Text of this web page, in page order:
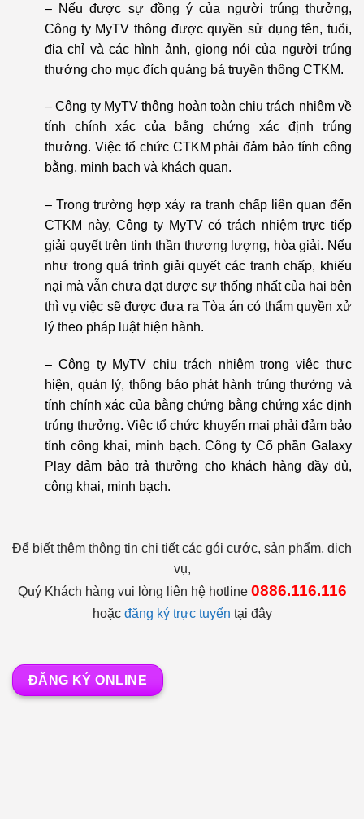
– Nếu được sự đồng ý của người trúng thưởng,
Công ty MyTV thông được quyền sử dụng tên, tuổi,
địa chỉ và các hình ảnh, giọng nói của người trúng
thưởng cho mục đích quảng bá truyền thông CTKM.
– Công ty MyTV thông hoàn toàn chịu trách nhiệm về
tính chính xác của bằng chứng xác định trúng
thưởng. Việc tổ chức CTKM phải đảm bảo tính công
bằng, minh bạch và khách quan.
– Trong trường hợp xảy ra tranh chấp liên quan đến
CTKM này, Công ty MyTV có trách nhiệm trực tiếp
giải quyết trên tinh thần thương lượng, hòa giải. Nếu
như trong quá trình giải quyết các tranh chấp, khiếu
nại mà vẫn chưa đạt được sự thống nhất của hai bên
thì vụ việc sẽ được đưa ra Tòa án có thẩm quyền xử
lý theo pháp luật hiện hành.
– Công ty MyTV chịu trách nhiệm trong việc thực
hiện, quản lý, thông báo phát hành trúng thưởng và
tính chính xác của bằng chứng bằng chứng xác định
trúng thưởng. Việc tổ chức khuyến mại phải đảm bảo
tính công khai, minh bạch. Công ty Cổ phần Galaxy
Play đảm bảo trả thưởng cho khách hàng đầy đủ,
công khai, minh bạch.
Để biết thêm thông tin chi tiết các gói cước, sản phẩm, dịch
vụ,
Quý Khách hàng vui lòng liên hệ hotline 0886.116.116
hoặc đăng ký trực tuyến tại đây
ĐĂNG KÝ ONLINE